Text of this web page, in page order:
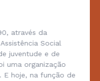
através da
Social
e de
organização
na função de